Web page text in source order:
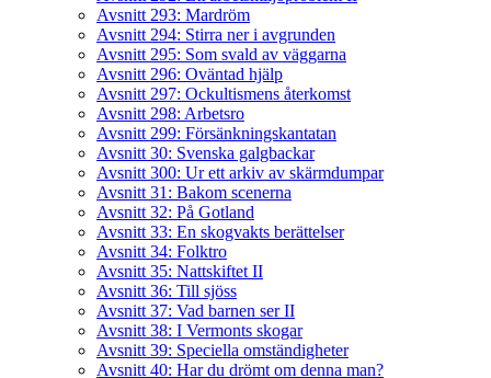
Avsnitt 293: Mardröm
Avsnitt 294: Stirra ner i avgrunden
Avsnitt 295: Som svald av väggarna
Avsnitt 296: Oväntad hjälp
Avsnitt 297: Ockultismens återkomst
Avsnitt 298: Arbetsro
Avsnitt 299: Försänkningskantatan
Avsnitt 30: Svenska galgbackar
Avsnitt 300: Ur ett arkiv av skärmdumpar
Avsnitt 31: Bakom scenerna
Avsnitt 32: På Gotland
Avsnitt 33: En skogvakts berättelser
Avsnitt 34: Folktro
Avsnitt 35: Nattskiftet II
Avsnitt 36: Till sjöss
Avsnitt 37: Vad barnen ser II
Avsnitt 38: I Vermonts skogar
Avsnitt 39: Speciella omständigheter
Avsnitt 40: Har du drömt om denna man?